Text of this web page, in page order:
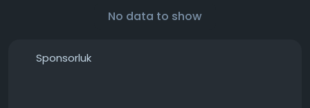
No data to show
Sponsorluk